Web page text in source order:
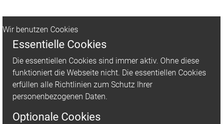
Wir benutzen Cookies
Essentielle Cookies
Die essentiellen Cookies sind immer aktiv. Ohne diese
funktioniert die Webseite nicht. Die essentiellen Cookies
erfüllen alle Richtlinien zum Schutz Ihrer
personenbezogenen Daten.
Optionale Cookies